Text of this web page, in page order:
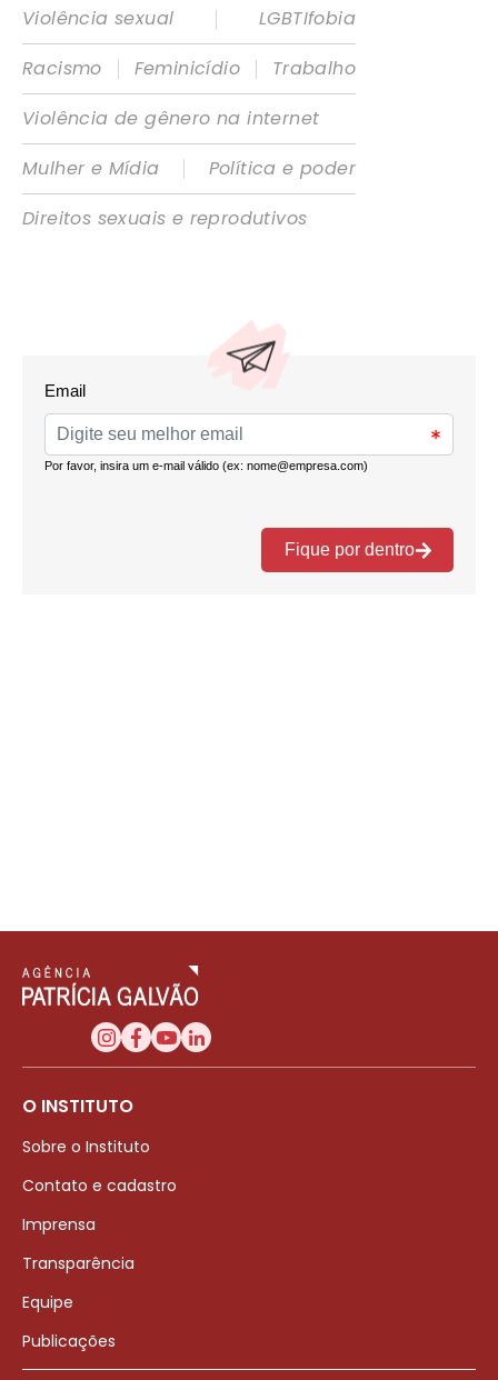
Violência sexual |
LGBTIfobia
Racismo
| Feminicídio |
Trabalho
Violência de gênero na internet
Mulher e Mídia
|
Política e poder
Direitos sexuais e reprodutivos
O INSTITUTO
Sobre o Instituto
Contato e cadastro
Imprensa
Transparência
Equipe
Publicações